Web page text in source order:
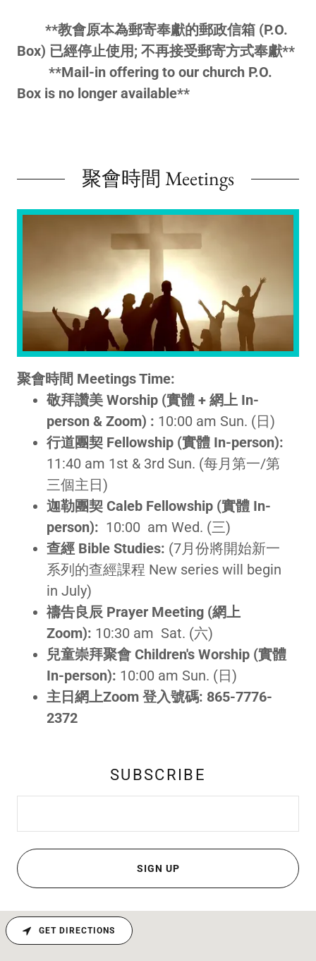
**教會原本為郵寄奉獻的郵政信箱 (P.O.
Box) 已經停止使用; 不再接受郵寄方式奉獻**
**Mail-in offering to our church P.O.
Box is no longer available**
聚會時間 Meetings
聚會時間 Meetings Time:
敬拜讚美 Worship (實體 + 網上 In-
person & Zoom) : 10:00 am Sun. (日)
行道團契 Fellowship (實體 In-person):
11:40 am 1st & 3rd Sun. (每月第一/第
三個主日)
迦勒團契 Caleb Fellowship (實體 In-
person): 10:00 am Wed. (三)
查經 Bible Studies: (7月份將開始新一
系列的查經課程 New series will begin
in July)
禱告良辰 Prayer Meeting (網上
Zoom): 10:30 am Sat. (六)
兒童崇拜聚會 Children's Worship (實體
In-person): 10:00 am Sun. (日)
主日網上Zoom 登入號碼: 865-7776-
2372
SUBSCRIBE
SIGN UP
GET DIRECTIONS